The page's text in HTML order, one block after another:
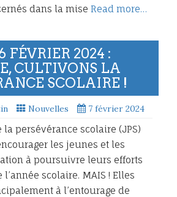
dans la mise Read more…
FÉVRIER 2024 :
CULTIVONS LA
SCOLAIRE !
Nouvelles 7 février 2024
la persévérance scolaire (JPS)
les jeunes et les
à poursuivre leurs efforts
scolaire. MAIS ! Elles
à l’entourage de